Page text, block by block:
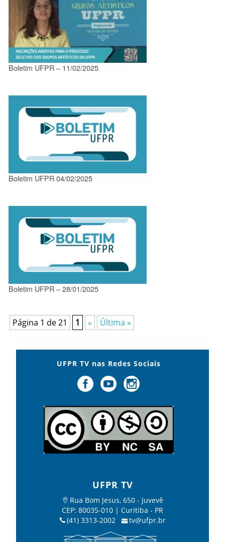
Boletim UFPR – 11/02/2025
Boletim UFPR 04/02/2025
Boletim UFPR – 28/01/2025
Página 1 de 21 1 » Última »
UFPR TV nas Redes Sociais
UFPR TV
Rua Bom Jesus, 650 - Juvevê
CEP: 80035-010 | Curitiba - PR
(41) 3313-2002
tv@ufpr.br